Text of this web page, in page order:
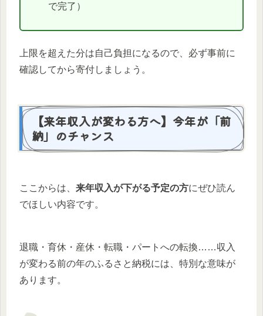
で完了）
上限を超えた分は自己負担になるので、必ず事前に
確認してから寄付しましょう。
【来年収入が変わる方へ】今年が「前
納」のチャンス
ここからは、 来年収入が下がる予定の方にぜひ読ん
でほしい内容です。
退職・育休・産休・転職・パートへの転換……収入
が変わる前の年のふるさと納税には、特別な意味が
あります。